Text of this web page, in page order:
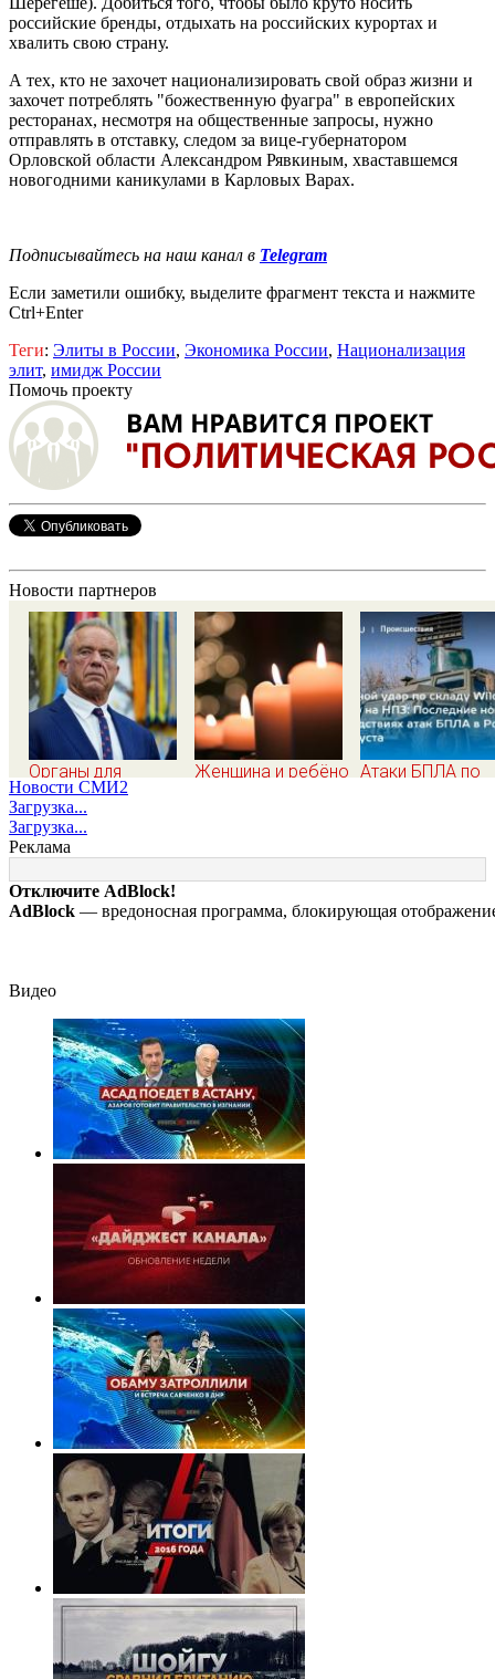
российские бренды, отдыхать на российских курортах и
хвалить свою страну.
А тех, кто не захочет национализировать свой образ жизни и
захочет потреблять "божественную фуагра" в европейских
ресторанах, несмотря на общественные запросы, нужно
отправлять в отставку, следом за вице-губернатором
Орловской области Александром Рявкиным, хваставшемся
новогодними каникулами в Карловых Варах.
Подписывайтесь на наш канал в Telegram
Если заметили ошибку, выделите фрагмент текста и нажмите
Ctrl+Enter
Теги: Элиты в России, Экономика России, Национализация
элит, имидж России
Помочь проекту
Новости партнеров
Органы для
пересадки «черные
трансплантологи»
извлекали у еще
живых пациентов
Женщина и ребёнок Атаки БПЛА по
последствия,
на склады
Wildberries,
Новости СМИ2
Загрузка...
Загрузка...
Реклама
Отключите AdBlock!
AdBlock — вредоносная программа, блокирующая
Видео